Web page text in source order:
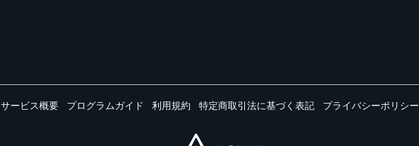
サービス概要 プログラムガイド 利用規約 特定商取引法に基づく表記 プライバシーポリシー